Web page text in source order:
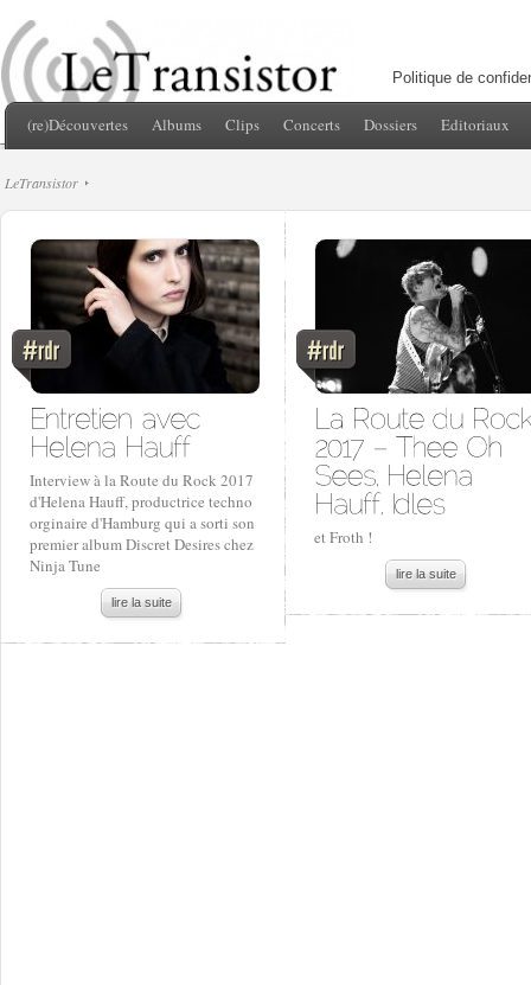
Politique de
(re)Découvertes Albums Clips Concerts Dossiers Editoriaux
LeTransistor
Interview à la Route du Rock 2017
d'Helena Hauff, productrice techno
orginaire d'Hamburg qui a sorti son
premier album Discret Desires chez
Ninja Tune
lire la suite
et Froth !
lire la suite